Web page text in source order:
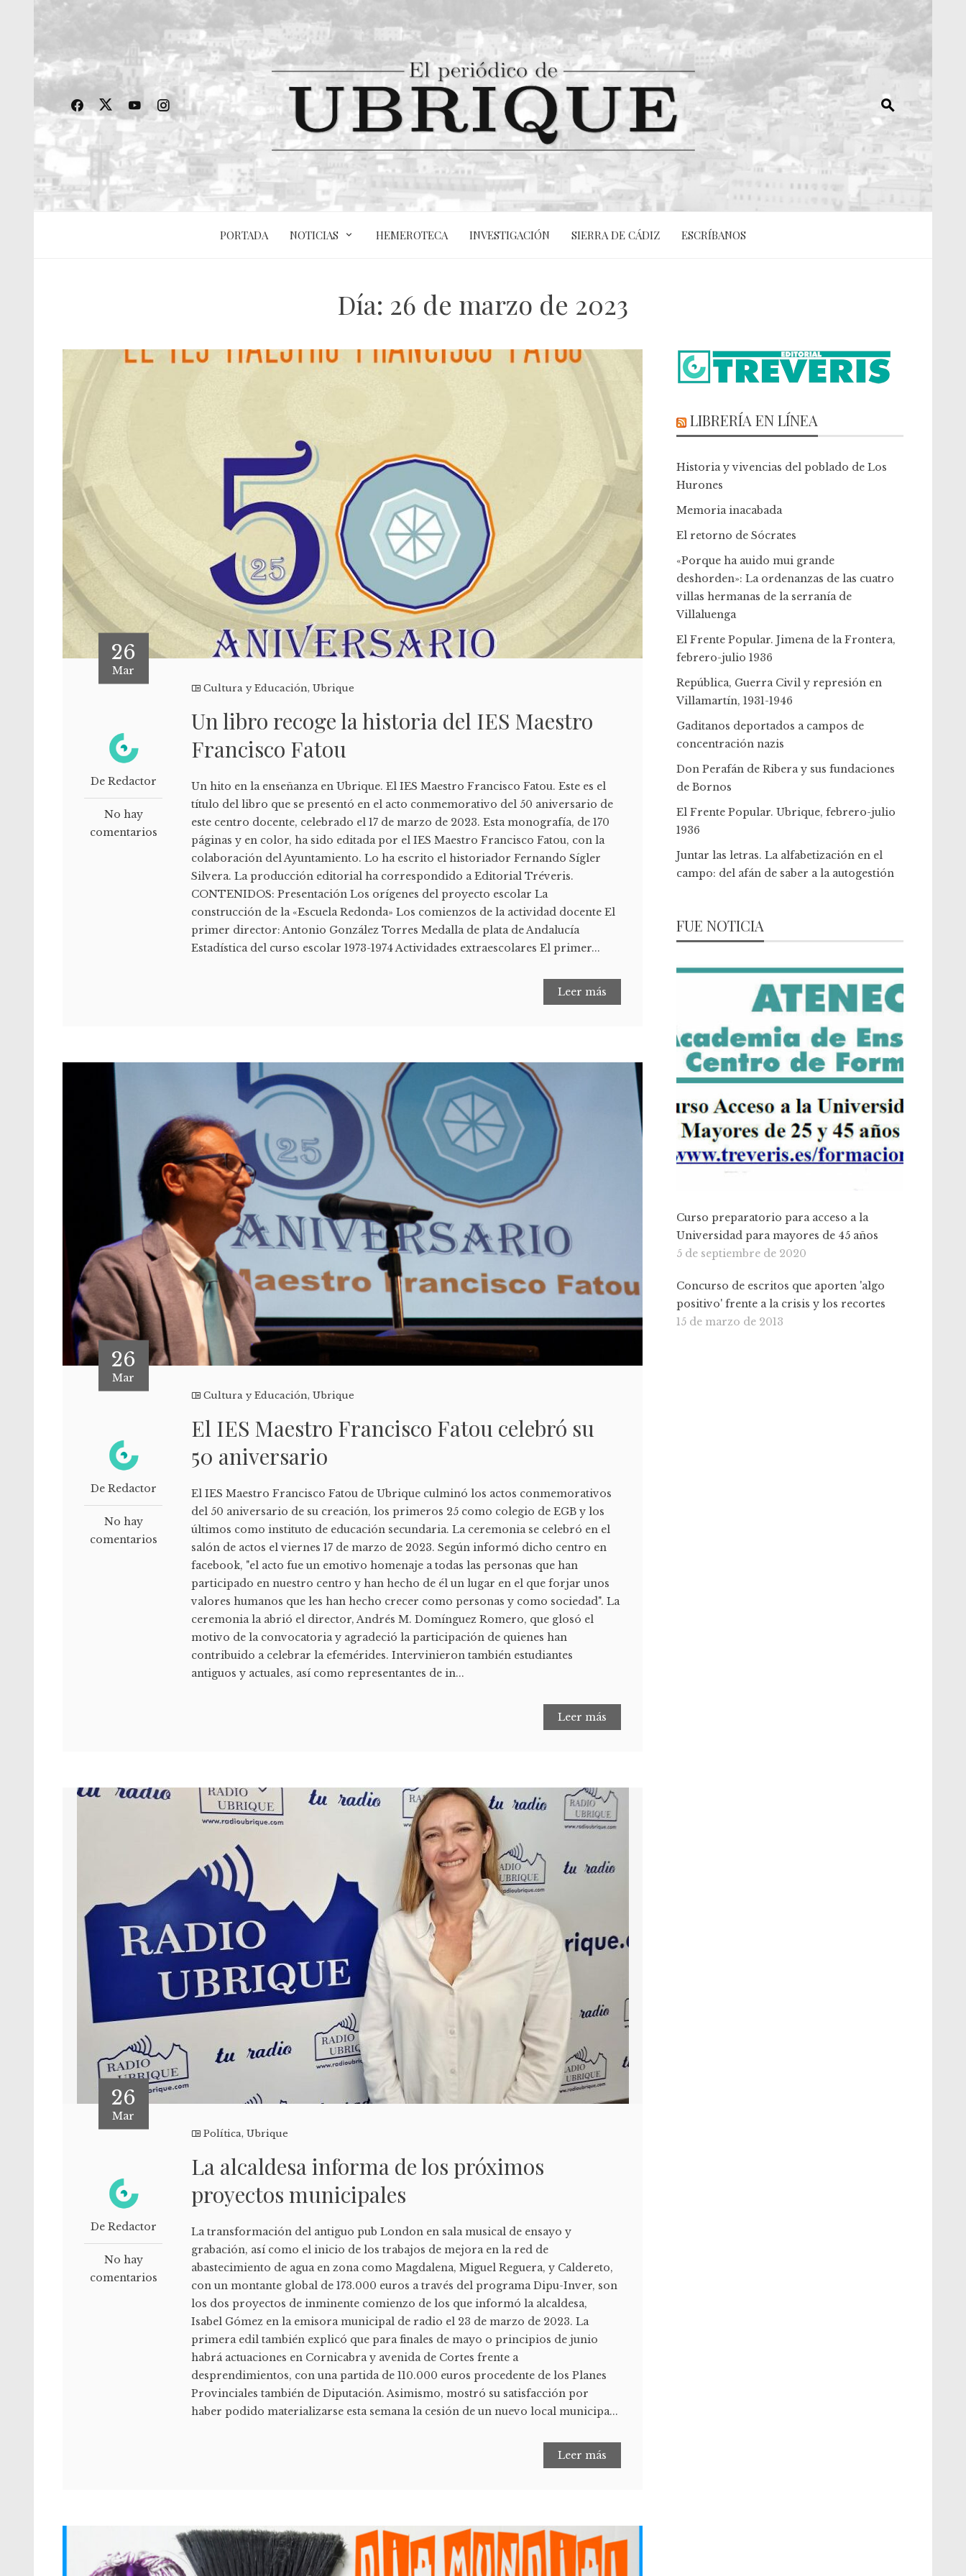
PORTADA NOTICIAS HEMEROTECA INVESTIGACIÓN SIERRA DE CÁDIZ ESCRÍBANOS
Día: 26 de marzo de 2023
26
Mar
De Redactor
No hay
comentarios
Cultura y Educación,Ubrique
Un libro recoge la historia del IES Maestro
Francisco Fatou
Un hito en la enseñanza en Ubrique. El IES Maestro Francisco Fatou. Este es el
título del libro que se presentó en el acto conmemorativo del 50 aniversario de
este centro docente, celebrado el 17 de marzo de 2023. Esta monografía, de 170
páginas y en color, ha sido editada por el IES Maestro Francisco Fatou, con la
colaboración del Ayuntamiento. Lo ha escrito el historiador Fernando Sígler
Silvera. La producción editorial ha correspondido a Editorial Tréveris.
CONTENIDOS: Presentación Los orígenes del proyecto escolar La
construcción de la «Escuela Redonda» Los comienzos de la actividad docente El
primer director: Antonio González Torres Medalla de plata de Andalucía
Estadística del curso escolar 1973-1974 Actividades extraescolares El primer...
Leer más
26
Mar
De Redactor
No hay
comentarios
Cultura y Educación,Ubrique
El IES Maestro Francisco Fatou celebró su
50 aniversario
El IES Maestro Francisco Fatou de Ubrique culminó los actos conmemorativos
del 50 aniversario de su creación, los primeros 25 como colegio de EGB y los
últimos como instituto de educación secundaria. La ceremonia se celebró en el
salón de actos el viernes 17 de marzo de 2023. Según informó dicho centro en
facebook, "el acto fue un emotivo homenaje a todas las personas que han
participado en nuestro centro y han hecho de él un lugar en el que forjar unos
valores humanos que les han hecho crecer como personas y como sociedad". La
ceremonia la abrió el director, Andrés M. Domínguez Romero, que glosó el
motivo de la convocatoria y agradeció la participación de quienes han
contribuido a celebrar la efemérides. Intervinieron también estudiantes
antiguos y actuales, así como representantes de in...
Leer más
26
Mar
De Redactor
No hay
comentarios
Política,Ubrique
La alcaldesa informa de los próximos
proyectos municipales
La transformación del antiguo pub London en sala musical de ensayo y
grabación, así como el inicio de los trabajos de mejora en la red de
abastecimiento de agua en zona como Magdalena, Miguel Reguera, y Caldereto,
con un montante global de 173.000 euros a través del programa Dipu-Inver, son
los dos proyectos de inminente comienzo de los que informó la alcaldesa,
Isabel Gómez en la emisora municipal de radio el 23 de marzo de 2023. La
primera edil también explicó que para finales de mayo o principios de junio
habrá actuaciones en Cornicabra y avenida de Cortes frente a
desprendimientos, con una partida de 110.000 euros procedente de los Planes
Provinciales también de Diputación. Asimismo, mostró su satisfacción por
haber podido materializarse esta semana la cesión de un nuevo local municipa...
Leer más
LIBRERÍA EN LÍNEA
Historia y vivencias del poblado de Los
Hurones
Memoria inacabada
El retorno de Sócrates
«Porque ha auido mui grande
deshorden»: La ordenanzas de las cuatro
villas hermanas de la serranía de
Villaluenga
El Frente Popular. Jimena de la Frontera,
febrero-julio 1936
República, Guerra Civil y represión en
Villamartín, 1931-1946
Gaditanos deportados a campos de
concentración nazis
Don Perafán de Ribera y sus fundaciones
de Bornos
El Frente Popular. Ubrique, febrero-julio
1936
Juntar las letras. La alfabetización en el
campo: del afán de saber a la autogestión
FUE NOTICIA
Curso preparatorio para acceso a la
Universidad para mayores de 45 años
5 de septiembre de 2020
Concurso de escritos que aporten 'algo
positivo' frente a la crisis y los recortes
15 de marzo de 2013